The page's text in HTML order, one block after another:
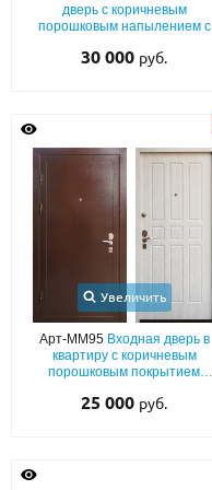
дверь с коричневым
порошковым напылением с
и МДФ внутри
30 000 руб.
Увеличить
Арт-ММ95 Входная дверь в
квартиру с коричневым
порошковым покрытием
МДФ (с теплоизоляцией)
25 000 руб.